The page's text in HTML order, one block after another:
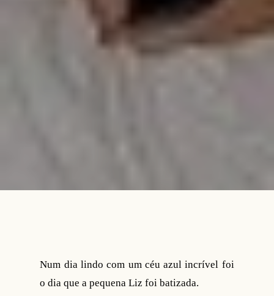
Num dia lindo com um céu azul incrível foi
o dia que a pequena Liz foi batizada.